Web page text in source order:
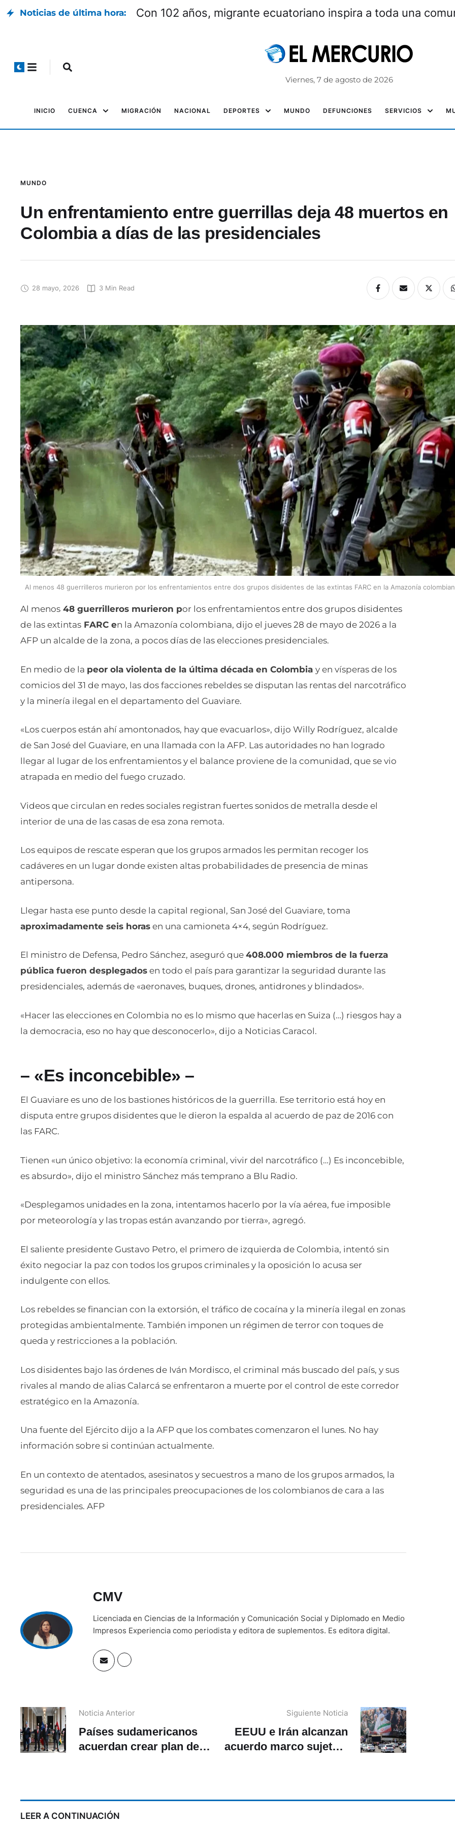
Noticias de última hora: Con 102 años, migrante ecuatoriano inspira a toda una
Viernes, 7 de agosto de 2026
INICIO CUENCA MIGRACIÓN NACIONAL DEPORTES MUNDO DEFUNCIONES SERVICIOS
MUNDO
Un enfrentamiento entre guerrillas deja 48 muertos en
Colombia a días de las presidenciales
28 mayo, 2026 3 Min Read
Al menos 48 guerrilleros murieron por los enfrentamientos entre dos grupos disidentes de las extintas FARC en la Amazonía
Al menos 48 guerrilleros murieron por los enfrentamientos entre dos grupos disidentes
de las extintas FARC en la Amazonía colombiana, dijo el jueves 28 de mayo de 2026 a la
AFP un alcalde de la zona, a pocos días de las elecciones presidenciales.
En medio de la peor ola violenta de la última década en Colombia y en vísperas de los
comicios del 31 de mayo, las dos facciones rebeldes se disputan las rentas del narcotráfico
y la minería ilegal en el departamento del Guaviare.
«Los cuerpos están ahí amontonados, hay que evacuarlos», dijo Willy Rodríguez, alcalde
de San José del Guaviare, en una llamada con la AFP. Las autoridades no han logrado
llegar al lugar de los enfrentamientos y el balance proviene de la comunidad, que se vio
atrapada en medio del fuego cruzado.
Videos que circulan en redes sociales registran fuertes sonidos de metralla desde el
interior de una de las casas de esa zona remota.
Los equipos de rescate esperan que los grupos armados les permitan recoger los
cadáveres en un lugar donde existen altas probabilidades de presencia de minas
antipersona.
Llegar hasta ese punto desde la capital regional, San José del Guaviare, toma
aproximadamente seis horas en una camioneta 4×4, según Rodríguez.
El ministro de Defensa, Pedro Sánchez, aseguró que 408.000 miembros de la fuerza
pública fueron desplegados en todo el país para garantizar la seguridad durante las
presidenciales, además de «aeronaves, buques, drones, antidrones y blindados».
«Hacer las elecciones en Colombia no es lo mismo que hacerlas en Suiza (…) riesgos hay a
la democracia, eso no hay que desconocerlo», dijo a Noticias Caracol.
– «Es inconcebible» –
El Guaviare es uno de los bastiones históricos de la guerrilla. Ese territorio está hoy en
disputa entre grupos disidentes que le dieron la espalda al acuerdo de paz de 2016 con
las FARC.
Tienen «un único objetivo: la economía criminal, vivir del narcotráfico (…) Es inconcebible,
es absurdo», dijo el ministro Sánchez más temprano a Blu Radio.
«Desplegamos unidades en la zona, intentamos hacerlo por la vía aérea, fue imposible
por meteorología y las tropas están avanzando por tierra», agregó.
El saliente presidente Gustavo Petro, el primero de izquierda de Colombia, intentó sin
éxito negociar la paz con todos los grupos criminales y la oposición lo acusa ser
indulgente con ellos.
Los rebeldes se financian con la extorsión, el tráfico de cocaína y la minería ilegal en zonas
protegidas ambientalmente. También imponen un régimen de terror con toques de
queda y restricciones a la población.
Los disidentes bajo las órdenes de Iván Mordisco, el criminal más buscado del país, y sus
rivales al mando de alias Calarcá se enfrentaron a muerte por el control de este corredor
estratégico en la Amazonía.
Una fuente del Ejército dijo a la AFP que los combates comenzaron el lunes. No hay
información sobre si continúan actualmente.
En un contexto de atentados, asesinatos y secuestros a mano de los grupos armados, la
seguridad es una de las principales preocupaciones de los colombianos de cara a las
presidenciales. AFP
CMV
Licenciada en Ciencias de la Información y Comunicación Social y Diplomado en Medio
Impresos Experiencia como periodista y editora de suplementos. Es editora digital.
Noticia Anterior
Países sudamericanos
acuerdan crear plan de
Siguiente Noticia
EEUU e Irán alcanzan
acuerdo marco sujeto a
LEER A CONTINUACIÓN